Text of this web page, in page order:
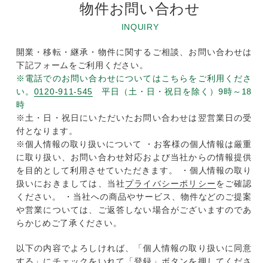
物件お問い合わせ
INQUIRY
開業・移転・継承・物件に関するご相談、お問い合わせは
下記フォームをご利用ください。
※電話でのお問い合わせについてはこちらをご利用くださ
い。 0120-911-545 平日（土・日・祝日を除く）9時～18
時
※土・日・祝日にいただいたお問い合わせは翌営業日の受
付となります。
※個人情報の取り扱いについて ・お客様の個人情報は厳重
に取り扱い、お問い合わせ対応および当社からの情報提供
を目的として利用させていただきます。 ・個人情報の取り
扱いにおきましては、当社プライバシーポリシーをご確認
ください。 ・当社への商品やサービス、物件などのご提案
や営業については、ご返答しない場合がございますのであ
らかじめご了承ください。
以下の内容でよろしければ、「個人情報の取り扱いに同意